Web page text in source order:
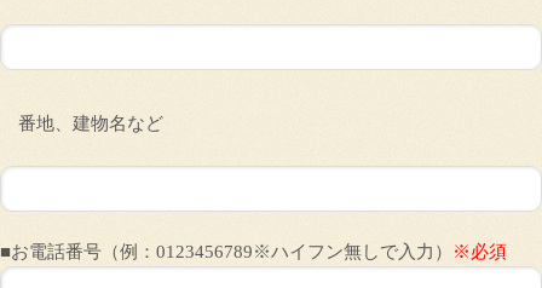
番地、建物名など
■お電話番号（例：0123456789※ハイフン無しで入力） ※必須